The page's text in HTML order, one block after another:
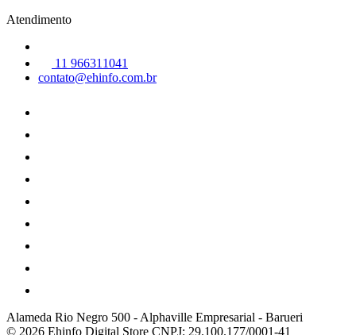
Atendimento
11 966311041
contato@ehinfo.com.br
Alameda Rio Negro 500 - Alphaville Empresarial - Barueri
© 2026 Ehinfo Digital Store CNPJ: 29.100.177/0001-41